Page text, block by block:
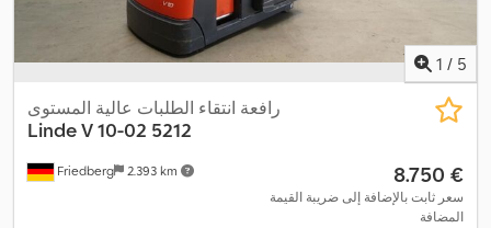
1 / 5
Friedberg 2.393 km
رافعة انتقاء الطلبات عالية المستوى
LindeV 10-02 5212
‏8.750 €
سعر ثابت بالإضافة إلى ضريبة القيمة
المضافة